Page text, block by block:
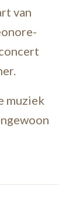
van
muziek